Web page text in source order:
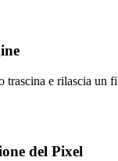
trascina e rilascia un
del Pixel